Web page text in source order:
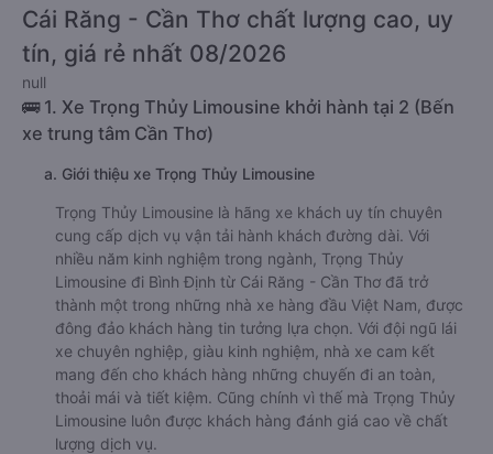
Cái Răng - Cần Thơ chất lượng cao, uy
tín, giá rẻ nhất 08/2026
null
🚌 1. Xe Trọng Thủy Limousine khởi hành tại 2 (Bến
xe trung tâm Cần Thơ)
a. Giới thiệu xe Trọng Thủy Limousine
Trọng Thủy Limousine là hãng xe khách uy tín chuyên
cung cấp dịch vụ vận tải hành khách đường dài. Với
nhiều năm kinh nghiệm trong ngành, Trọng Thủy
Limousine đi Bình Định từ Cái Răng - Cần Thơ đã trở
thành một trong những nhà xe hàng đầu Việt Nam, được
đông đảo khách hàng tin tưởng lựa chọn. Với đội ngũ lái
xe chuyên nghiệp, giàu kinh nghiệm, nhà xe cam kết
mang đến cho khách hàng những chuyến đi an toàn,
thoải mái và tiết kiệm. Cũng chính vì thế mà Trọng Thủy
Limousine luôn được khách hàng đánh giá cao về chất
lượng dịch vụ.